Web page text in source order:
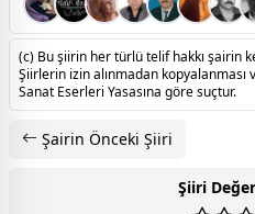
(c) Bu şiirin her türlü telif hakkı şairin
Şiirlerin izin alınmadan kopyalanması
Sanat Eserleri Yasasına göre suçtur.
Şairin Önceki Şiiri
Şiiri